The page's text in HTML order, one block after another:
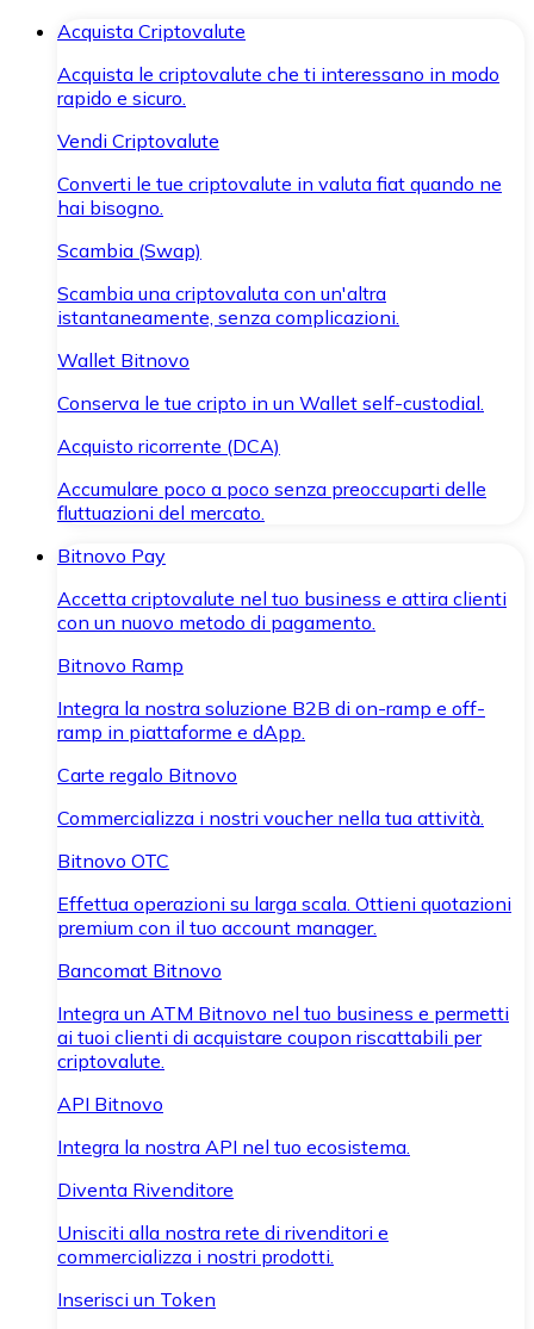
Acquista Criptovalute
Acquista le criptovalute che ti interessano in modo
rapido e sicuro.
Vendi Criptovalute
Converti le tue criptovalute in valuta fiat quando ne
hai bisogno.
Scambia (Swap)
Scambia una criptovaluta con un'altra
istantaneamente, senza complicazioni.
Wallet Bitnovo
Conserva le tue cripto in un Wallet self-custodial.
Acquisto ricorrente (DCA)
Accumulare poco a poco senza preoccuparti delle
fluttuazioni del mercato.
Bitnovo Pay
Accetta criptovalute nel tuo business e attira clienti
con un nuovo metodo di pagamento.
Bitnovo Ramp
Integra la nostra soluzione B2B di on-ramp e off-
ramp in piattaforme e dApp.
Carte regalo Bitnovo
Commercializza i nostri voucher nella tua attività.
Bitnovo OTC
Effettua operazioni su larga scala. Ottieni quotazioni
premium con il tuo account manager.
Bancomat Bitnovo
Integra un ATM Bitnovo nel tuo business e permetti
ai tuoi clienti di acquistare coupon riscattabili per
criptovalute.
API Bitnovo
Integra la nostra API nel tuo ecosistema.
Diventa Rivenditore
Unisciti alla nostra rete di rivenditori e
commercializza i nostri prodotti.
Inserisci un Token